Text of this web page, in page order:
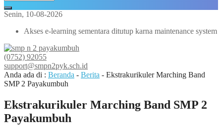
Senin, 10-08-2026
Akses e-learning sementara ditutup karna maintenance system
(0752) 92055
support@smpn2pyk.sch.id
Anda ada di : Beranda - Berita - Ekstrakurikuler Marching Band
SMP 2 Payakumbuh
Ekstrakurikuler Marching Band SMP 2
Payakumbuh